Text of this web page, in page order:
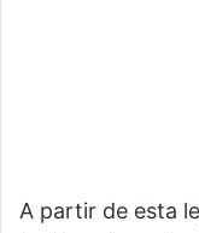
A partir de esta